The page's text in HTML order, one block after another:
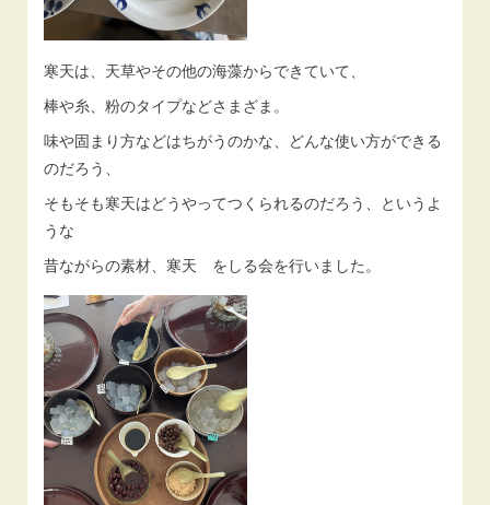
寒天は、天草やその他の海藻からできていて、
棒や糸、粉のタイプなどさまざま。
味や固まり方などはちがうのかな、どんな使い方ができる
のだろう、
そもそも寒天はどうやってつくられるのだろう、というよ
うな
昔ながらの素材、寒天 をしる会を行いました。